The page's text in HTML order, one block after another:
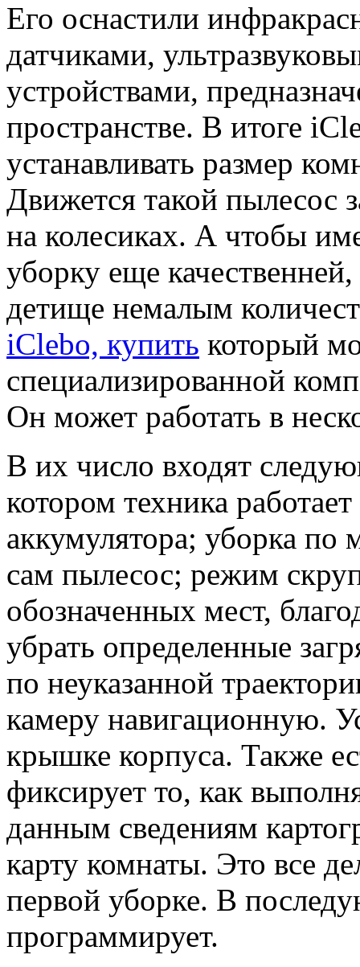
Его оснастили
датчиками,
устройствами,
пространстве. В итоге
устанавливать размер
Движется такой пылесос
на колесиках. А чтобы
уборку еще
детище немалым
iСlebo, купить который
специализированной
Он может работать в
В их число входят
котором техника
аккумулятора; уборка по
сам пылесос; режим
обозначенных мест,
убрать определенные
по неуказанной
камеру навигационную.
крышке корпуса. Также
фиксирует то, как
данным сведениям
карту комнаты. Это все
первой уборке. В
программирует.